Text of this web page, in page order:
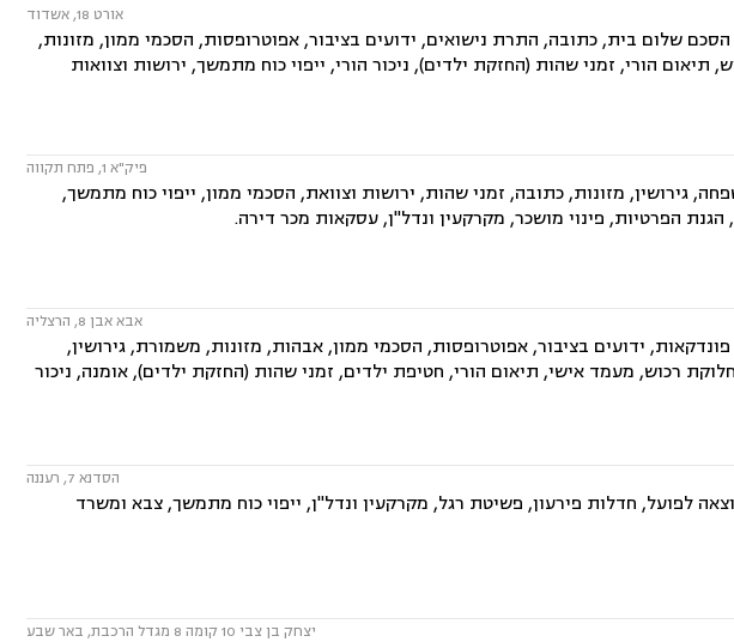
אורט 18, אשדוד
שלום בית, כתובה, התרת נישואים, ידועים בציבור, אפוטרופסות, הסכמי ממון, מזונות,
תיאום הורי, זמני שהות (החזקת ילדים), ניכור הורי, ייפוי כוח מתמשך, ירושות וצוואות
פיק"א 1, פתח תקווה
גירושין, מזונות, כתובה, זמני שהות, ירושות וצוואת, הסכמי ממון, ייפוי כוח מתמשך,
הפרטיות, פינוי מושכר, מקרקעין ונדל"ן, עסקאות מכר דירה.
אבא אבן 8, הרצליה
ידועים בציבור, אפוטרופסות, הסכמי ממון, אבהות, מזונות, משמורת, גירושין,
רכוש, מעמד אישי, תיאום הורי, חטיפת ילדים, זמני שהות (החזקת ילדים), אומנה, ניכור
הסדנא 7, רעננה
לפועל, חדלות פירעון, פשיטת רגל, מקרקעין ונדל"ן, ייפוי כוח מתמשך, צבא ומשרד
יצחק בן צבי 10 קומה 8 מגדל הרכבת, באר שבע